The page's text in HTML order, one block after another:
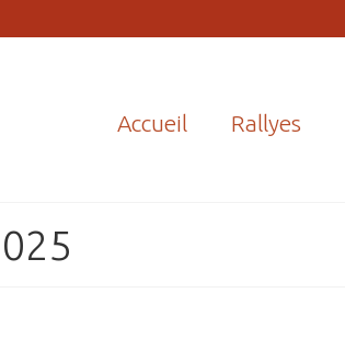
Accueil Rallyes